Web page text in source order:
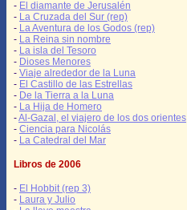
- El diamante de Jerusalén
- La Cruzada del Sur (rep)
- La Aventura de los Godos (rep)
- La Reina sin nombre
- La isla del Tesoro
- Dioses Menores
- Viaje alrededor de la Luna
- El Castillo de las Estrellas
- De la Tierra a la Luna
- La Hija de Homero
-Al-Gazal, el viajero de los dos orientes
- Ciencia para Nicolás
- La Catedral del Mar
Libros de 2006
- El Hobbit (rep 3)
- Laura y Julio